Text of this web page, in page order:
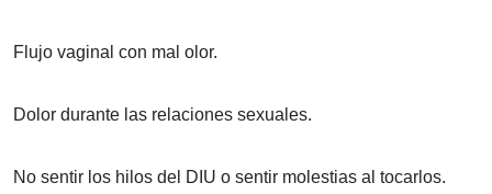
Flujo vaginal con mal olor.
Dolor durante las relaciones sexuales.
No sentir los hilos del DIU o sentir molestias al tocarlos.